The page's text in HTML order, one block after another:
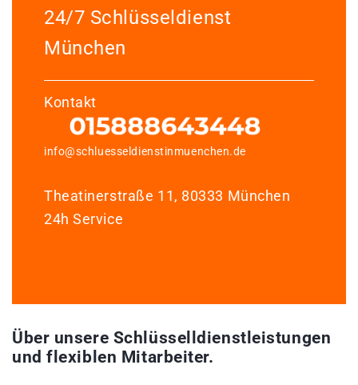
24/7 Schlüsseldienst
München
Kontakt
info@schluesseldienstinmuenchen.de
Theatinerstraße 11, 80333 München
24h Service
Über unsere Schlüsselldienstleistungen
und flexiblen Mitarbeiter.